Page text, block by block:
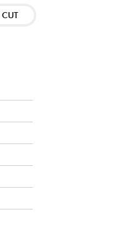
CUT